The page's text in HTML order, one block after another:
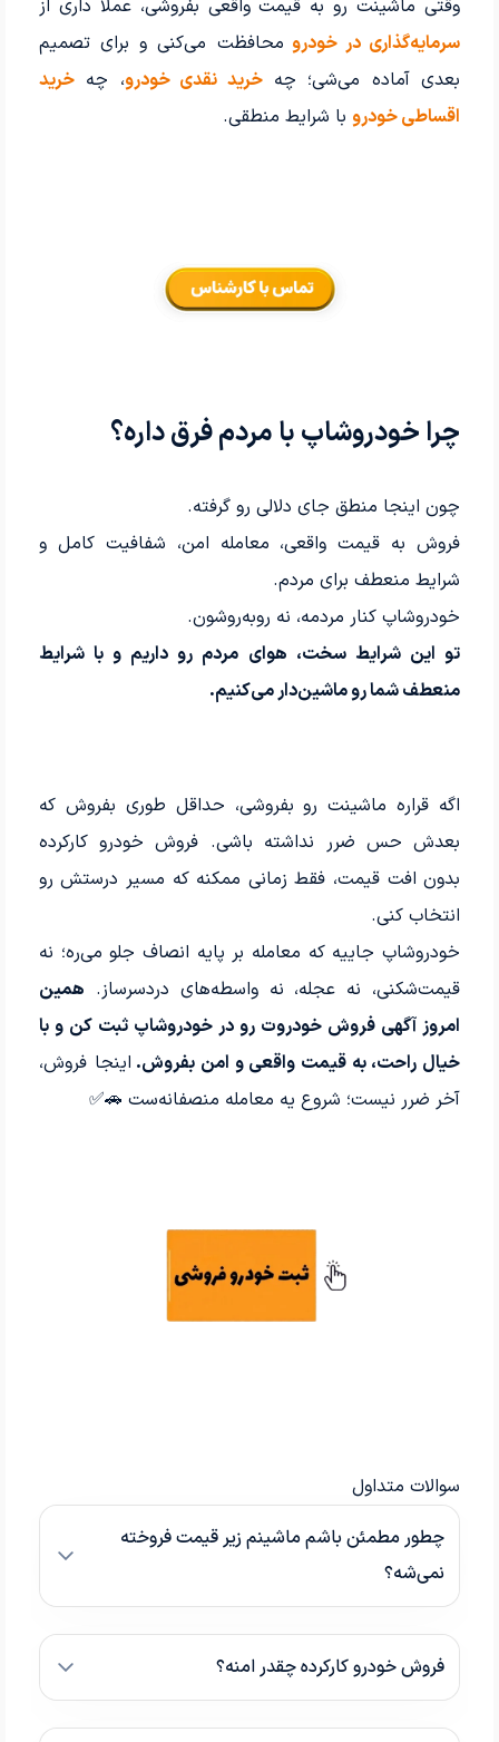
وقتی ماشینت رو به قیمت واقعی بفروشی، عملاً داری از
سرمایه‌گذاری در خودرو محافظت می‌کنی و برای تصمیم
بعدی آماده می‌شی؛ چهخرید نقدی خودرو، چهخرید
اقساطی خودروبا شرایط منطقی.
چرا خودروشاپ با مردم فرق داره؟
چون اینجا منطق جای دلالی رو گرفته.
فروش به قیمت واقعی، معامله امن، شفافیت کامل و
شرایط منعطف برای مردم.
خودروشاپ کنار مردمه، نه روبه‌روشون.
تو این شرایط سخت، هوای مردم رو داریم و با شرایط
منعطف شما رو ماشین‌دار می‌کنیم.
اگه قراره ماشینت رو بفروشی، حداقل طوری بفروش که
بعدش حس ضرر نداشته باشی. فروش خودرو کارکرده
بدون افت قیمت، فقط زمانی ممکنه که مسیر درستش رو
انتخاب کنی.
خودروشاپ جاییه که معامله بر پایه انصاف جلو می‌ره؛ نه
قیمت‌شکنی، نه عجله، نه واسطه‌های دردسرساز. همین
امروز آگهی فروش خودروت رو در خودروشاپ ثبت کن و با
خیال راحت، به قیمت واقعی و امن بفروش. اینجا فروش،
آخر ضرر نیست؛ شروع یه معامله منصفانه‌ست 🚗✅
سوالات متداول
چطور مطمئن باشم ماشینم زیر قیمت فروخته
نمی‌شه؟
فروش خودرو کارکرده چقدر امنه؟